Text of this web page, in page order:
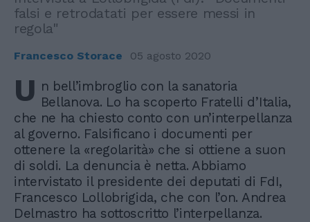
falsi e retrodatati per essere messi in
regola"
Francesco Storace 05 agosto 2020
U n bell’imbroglio con la sanatoria
Bellanova. Lo ha scoperto Fratelli d’Italia,
che ne ha chiesto conto con un’interpellanza
al governo. Falsificano i documenti per
ottenere la «regolarità» che si ottiene a suon
di soldi. La denuncia è netta. Abbiamo
intervistato il presidente dei deputati di FdI,
Francesco Lollobrigida, che con l’on. Andrea
Delmastro ha sottoscritto l’interpellanza.